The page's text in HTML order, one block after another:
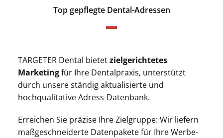
Top gepflegte Dental-Adressen
TARGETER Dental bietetzielgerichtetes
Marketingfür Ihre Dentalpraxis, unterstützt
durch unsere ständig aktualisierte und
hochqualitative Adress-Datenbank.
Erreichen Sie präzise Ihre Zielgruppe: Wir liefern
maßgeschneiderte Datenpakete für Ihre Werbe-